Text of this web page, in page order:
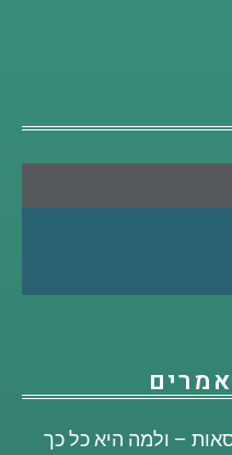
– ולמה היא כל כך